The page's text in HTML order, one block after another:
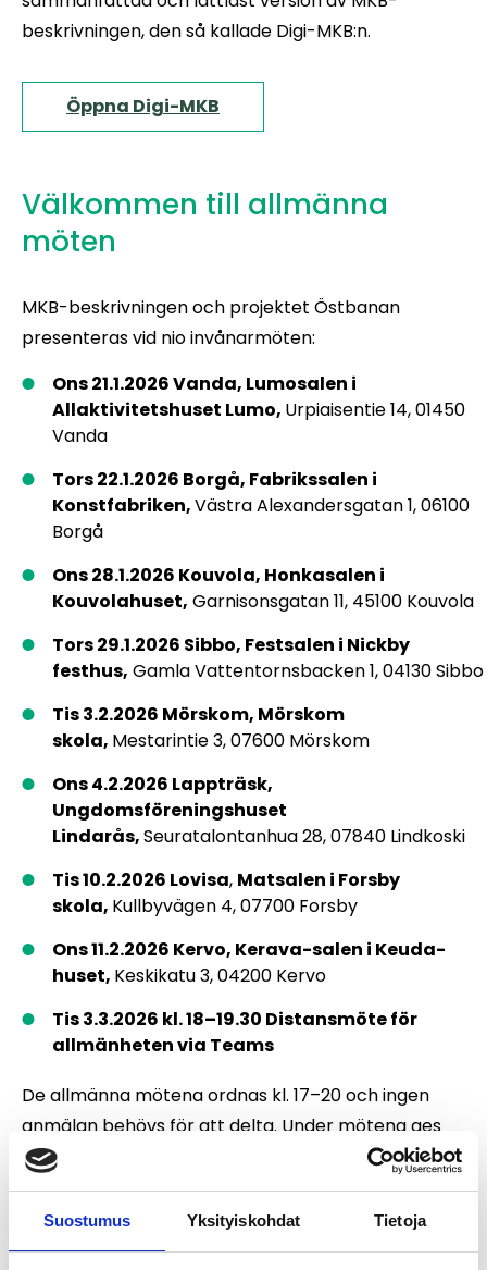
Suostumus Yksityiskohdat Tietoja
beskrivningen, den så kallade Digi-MKB:n.
Öppna Digi-MKB
Välkommen till allmänna
möten
MKB-beskrivningen och projektet Östbanan
presenteras vid nio invånarmöten:
Ons 21.1.2026 Vanda, Lumosalen i
Allaktivitetshuset Lumo, Urpiaisentie 14, 01450
Vanda
Tors 22.1.2026 Borgå, Fabrikssalen i
Konstfabriken,Västra Alexandersgatan 1, 06100
Borgå
Ons 28.1.2026 Kouvola, Honkasalen i
Kouvolahuset, Garnisonsgatan 11, 45100 Kouvola
Tors 29.1.2026 Sibbo, Festsalen i Nickby
festhus, Gamla Vattentornsbacken 1, 04130 Sibbo
Tis 3.2.2026 Mörskom, Mörskom
skola, Mestarintie 3, 07600 Mörskom
Ons 4.2.2026 Lappträsk,
Ungdomsföreningshuset
Lindarås,Seuratalontanhua 28, 07840 Lindkoski
Tis 10.2.2026 Lovisa, Matsalen i Forsby
skola, Kullbyvägen 4, 07700 Forsby
Ons 11.2.2026 Kervo, Kerava-salen i Keuda-
huset, Keskikatu 3, 04200 Kervo
Tis 3.3.2026 kl. 18–19.30 Distansmöte för
allmänheten via Teams
De allmänna mötena ordnas kl. 17–20 och ingen
anmälan behövs för att delta. Under mötena ges
information om förfarandet vid
miljökonsekvensbedömningen, innehållet i MKB-
beskrivningen och konsekvenserna av den
sträckning som valts för Östbanan i förhållande till